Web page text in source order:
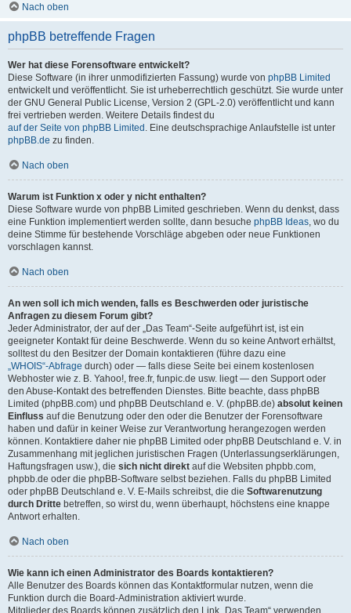
Nach oben
phpBB betreffende Fragen
Wer hat diese Forensoftware entwickelt?
Diese Software (in ihrer unmodifizierten Fassung) wurde von phpBB Limited
entwickelt und veröffentlicht. Sie ist urheberrechtlich geschützt. Sie wurde unter
der GNU General Public License, Version 2 (GPL-2.0) veröffentlicht und kann
frei vertrieben werden. Weitere Details findest du
auf der Seite von phpBB Limited . Eine deutschsprachige Anlaufstelle ist unter
phpBB.de zu finden.
Nach oben
Warum ist Funktion x oder y nicht enthalten?
Diese Software wurde von phpBB Limited geschrieben. Wenn du denkst, dass
eine Funktion implementiert werden sollte, dann besuche phpBB Ideas, wo du
deine Stimme für bestehende Vorschläge abgeben oder neue Funktionen
vorschlagen kannst.
Nach oben
An wen soll ich mich wenden, falls es Beschwerden oder juristische
Anfragen zu diesem Forum gibt?
Jeder Administrator, der auf der „Das Team“-Seite aufgeführt ist, ist ein
geeigneter Kontakt für deine Beschwerde. Wenn du so keine Antwort erhältst,
solltest du den Besitzer der Domain kontaktieren (führe dazu eine
„WHOIS“-Abfrage durch) oder — falls diese Seite bei einem kostenlosen
Webhoster wie z. B. Yahoo!, free.fr, funpic.de usw. liegt — den Support oder
den Abuse-Kontakt des betreffenden Dienstes. Bitte beachte, dass phpBB
Limited (phpBB.com) und phpBB Deutschland e. V. (phpBB.de) absolut keinen
Einfluss auf die Benutzung oder den oder die Benutzer der Forensoftware
haben und dafür in keiner Weise zur Verantwortung herangezogen werden
können. Kontaktiere daher nie phpBB Limited oder phpBB Deutschland e. V. in
Zusammenhang mit jeglichen juristischen Fragen (Unterlassungserklärungen,
Haftungsfragen usw.), die sich nicht direkt auf die Websiten phpbb.com,
phpbb.de oder die phpBB-Software selbst beziehen. Falls du phpBB Limited
oder phpBB Deutschland e. V. E-Mails schreibst, die die Softwarenutzung
durch Dritte betreffen, so wirst du, wenn überhaupt, höchstens eine knappe
Antwort erhalten.
Nach oben
Wie kann ich einen Administrator des Boards kontaktieren?
Alle Benutzer des Boards können das Kontaktformular nutzen, wenn die
Funktion durch die Board-Administration aktiviert wurde.
Mitglieder des Boards können zusätzlich den Link „Das Team“ verwenden.